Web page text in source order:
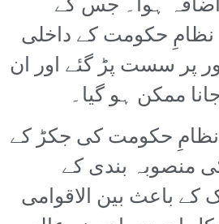
نظامِ حکومت کے داخلی
پر سست پڑ گئے اور ان
ممکن ہو گیا۔
نظامِ حکومت کی جکڑ کے
منصوبہ بندی کے
باعث بین الاقوامی